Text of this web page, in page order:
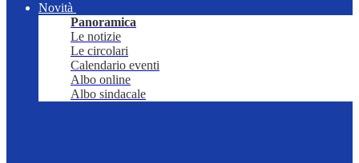
Novità
Panoramica
Le notizie
Le circolari
Calendario eventi
Albo online
Albo sindacale